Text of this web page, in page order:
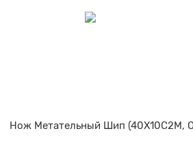
Нож Метательный Шип (40Х10С2М,